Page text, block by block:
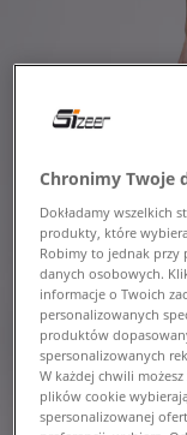
Chronimy Twoje
Dokładamy wszelkich
produkty, które
Robimy to jednak przy
danych osobowych.
informacje o Twoich
personalizowanych
produktów
spersonalizowanych
W każdej chwili
plików cookie
spersonalizowanej